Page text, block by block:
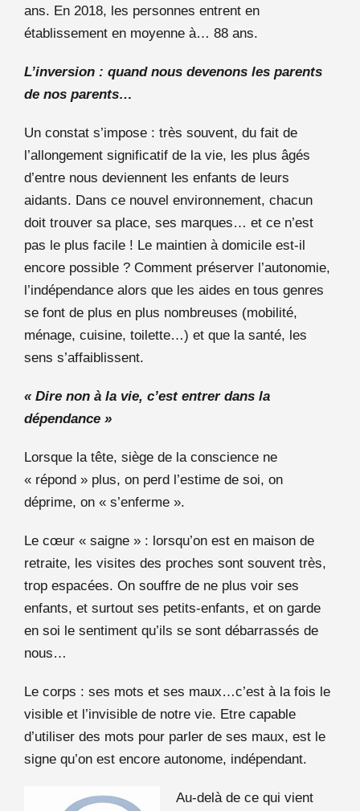
ans. En 2018, les personnes entrent en
établissement en moyenne à… 88 ans.
L’inversion : quand nous devenons les parents
de nos parents…
Un constat s’impose : très souvent, du fait de
l’allongement significatif de la vie, les plus âgés
d’entre nous deviennent les enfants de leurs
aidants. Dans ce nouvel environnement, chacun
doit trouver sa place, ses marques… et ce n’est
pas le plus facile ! Le maintien à domicile est-il
encore possible ? Comment préserver l’autonomie,
l’indépendance alors que les aides en tous genres
se font de plus en plus nombreuses (mobilité,
ménage, cuisine, toilette…) et que la santé, les
sens s’affaiblissent.
« Dire non à la vie, c’est entrer dans la
dépendance »
Lorsque la tête, siège de la conscience ne
« répond » plus, on perd l’estime de soi, on
déprime, on « s’enferme ».
Le cœur « saigne » : lorsqu’on est en maison de
retraite, les visites des proches sont souvent très,
trop espacées. On souffre de ne plus voir ses
enfants, et surtout ses petits-enfants, et on garde
en soi le sentiment qu’ils se sont débarrassés de
nous…
Le corps : ses mots et ses maux…c’est à la fois le
visible et l’invisible de notre vie. Etre capable
d’utiliser des mots pour parler de ses maux, est le
signe qu’on est encore autonome, indépendant.
Au-delà de ce qui vient